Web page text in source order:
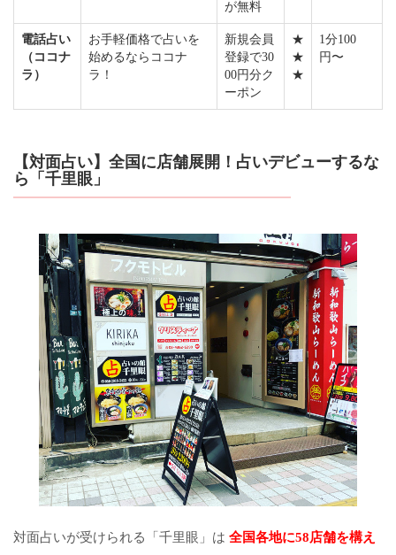
が無料
電話占い
（ココナ
ラ）
お手軽価格で占いを
始めるならココナ
ラ！
新規会員
登録で30
00円分ク
ーポン
★
★
★
1分100
円〜
【対面占い】全国に店舗展開！占いデビューするな
ら「千里眼」
対面占いが受けられる「千里眼」は 全国各地に58店舗を構え